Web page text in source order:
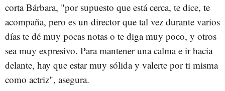
corta Bárbara, "por supuesto que está cerca, te dice, te
acompaña, pero es un director que tal vez durante varios
días te dé muy pocas notas o te diga muy poco, y otros
sea muy expresivo. Para mantener una calma e ir hacia
delante, hay que estar muy sólida y valerte por ti misma
como actriz", asegura.